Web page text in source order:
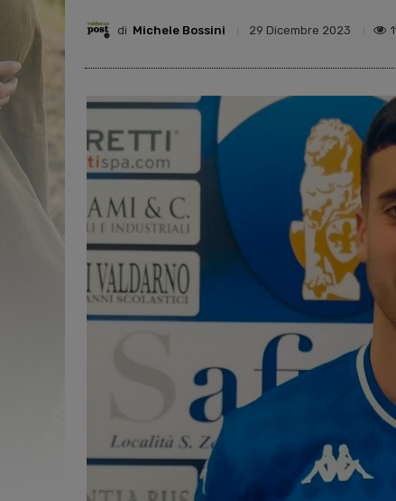
di Michele Bossini 29 Dicembre 2023